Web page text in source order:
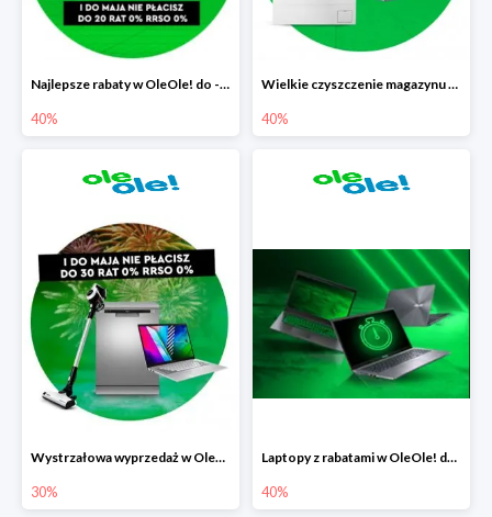
Najlepsze rabaty w OleOle! do -40%
40%
Wielkie czyszczenie magazynu w OleOle! do -40%
40%
Wystrzałowa wyprzedaż w OleOle!
30%
Laptopy z rabatami w OleOle! do -40%
40%